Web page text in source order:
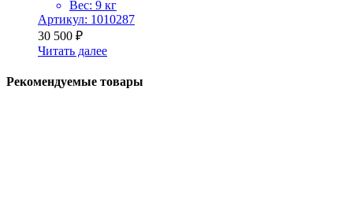
Вес: 9 кг
Артикул: 1010287
30 500 ₽
Читать далее
Рекомендуемые товары